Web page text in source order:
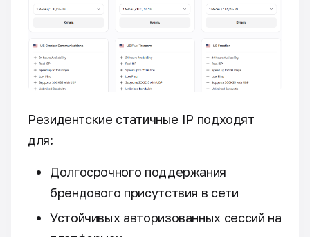
Резидентские статичные IP подходят
для:
Долгосрочного поддержания
брендового присутствия в сети
Устойчивых авторизованных сессий на